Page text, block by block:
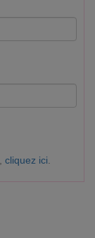
cliquez ici